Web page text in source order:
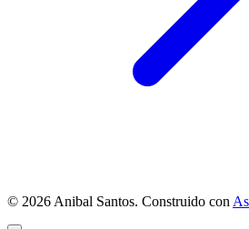
© 2026 Anibal Santos. Construido con